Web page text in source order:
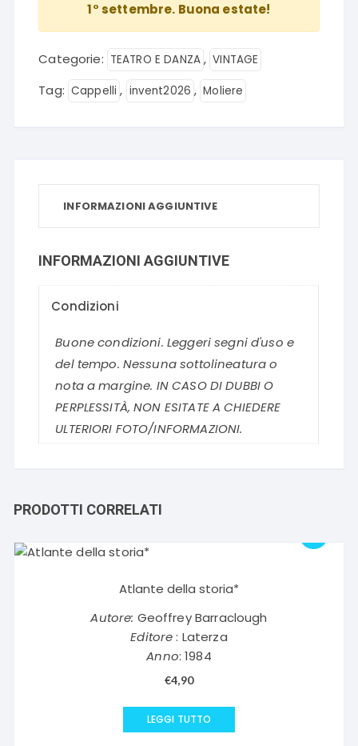
1° settembre. Buona estate!
Categorie: TEATRO E DANZA , VINTAGE
Tag: Cappelli , invent2026 , Moliere
INFORMAZIONI AGGIUNTIVE
INFORMAZIONI AGGIUNTIVE
Condizioni
Buone condizioni. Leggeri segni d'uso e
del tempo. Nessuna sottolineatura o
nota a margine. IN CASO DI DUBBI O
PERPLESSITÀ, NON ESITATE A CHIEDERE
ULTERIORI FOTO/INFORMAZIONI.
PRODOTTI CORRELATI
Atlante della storia*
Autore: Geoffrey Barraclough
Editore: Laterza
Anno: 1984
€4,90
LEGGI TUTTO